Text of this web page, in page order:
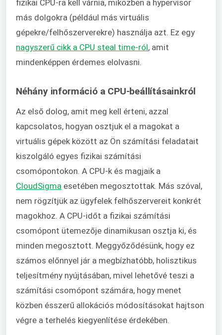
fizikai CPU-ra kell várnia, miközben a hypervisor
más dolgokra (például más virtuális
gépekre/felhőszerverekre) használja azt. Ez egy
nagyszerű cikk a CPU steal time-ról, amit
mindenképpen érdemes elolvasni.
Néhány információ a CPU-beállításainkról
Az első dolog, amit meg kell érteni, azzal
kapcsolatos, hogyan osztjuk el a magokat a
virtuális gépek között az Ön számítási feladatait
kiszolgáló egyes fizikai számítási
csomópontokon. A CPU-k és magjaik a
CloudSigma esetében megosztottak. Más szóval,
nem rögzítjük az ügyfelek felhőszervereit konkrét
magokhoz. A CPU-időt a fizikai számítási
csomópont ütemezője dinamikusan osztja ki, és
minden megosztott. Meggyőződésünk, hogy ez
számos előnnyel jár a megbízhatóbb, holisztikus
teljesítmény nyújtásában, mivel lehetővé teszi a
számítási csomópont számára, hogy menet
közben ésszerű allokációs módosításokat hajtson
végre a terhelés kiegyenlítése érdekében.